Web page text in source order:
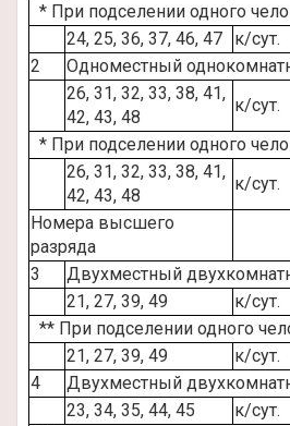
* При подселении одного
24, 25, 36, 37, 46, 47
к/сут.
2
Одноместный
26, 31, 32, 33, 38, 41,
42, 43, 48
к/сут.
* При подселении одного
26, 31, 32, 33, 38, 41,
42, 43, 48
к/сут.
Номера высшего
разряда
3
Двухместный
21, 27, 39, 49
к/сут.
** При подселении одного
21, 27, 39, 49
к/сут.
4
Двухместный
23, 34, 35, 44, 45
к/сут.